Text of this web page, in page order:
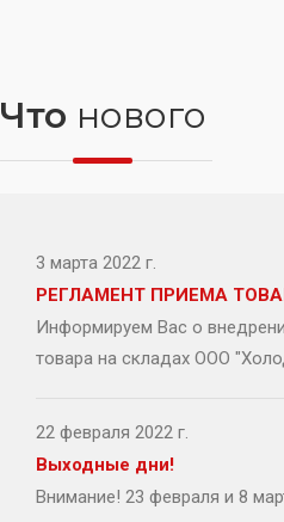
Что нового
3 марта 2022 г.
РЕГЛАМЕНТ ПРИЕМА
Информируем Вас о
товара на складах ООО
22 февраля 2022 г.
Выходные дни!
Внимание! 23 февраля и 8